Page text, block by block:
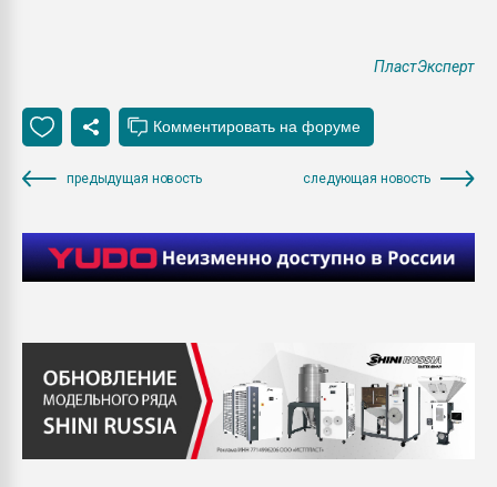
ПластЭксперт
предыдущая новость следующая новость